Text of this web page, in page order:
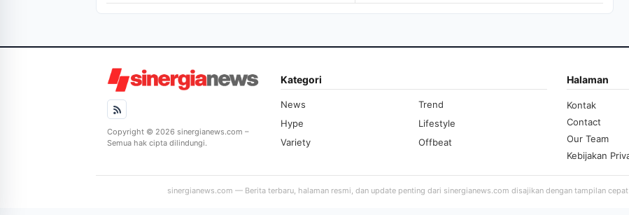
Copyright © 2026 sinergianews.com –
Semua hak cipta dilindungi.
Kategori
News
Trend
Hype
Lifestyle
Variety
Offbeat
Halaman
Kontak
Contact
Our Team
Kebijakan
sinergianews.com — Berita terbaru, halaman resmi, dan update penting dari sinergianews.com disajikan dengan tampilan